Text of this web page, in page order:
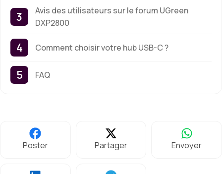
Avis des utilisateurs sur le forum UGreen
DXP2800
Comment choisir votre hub USB-C ?
FAQ
Poster Partager Envoyer